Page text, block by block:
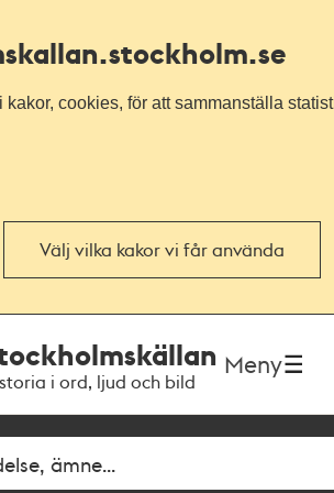
.stockholm.se
cookies, för att sammanställa
Välj vilka kakor vi får använda
i ord, ljud och bild
Meny